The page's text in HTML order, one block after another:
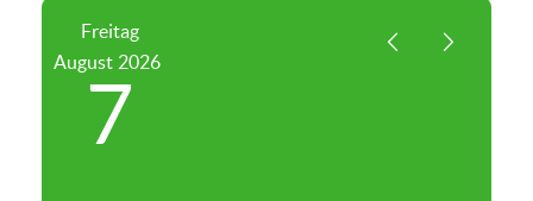
Freitag
August 2026
7